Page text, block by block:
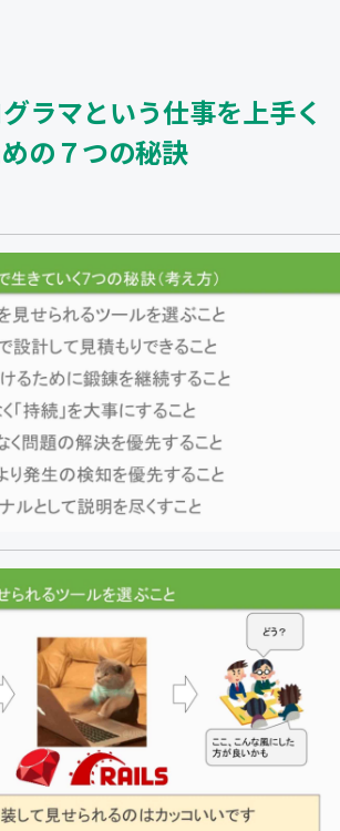
ラマという仕事を上手く
の７つの秘訣